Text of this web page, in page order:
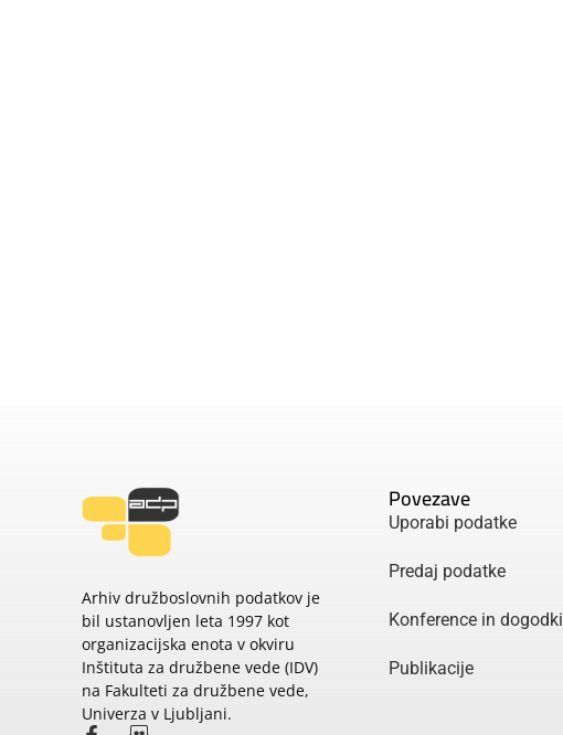
Arhiv družboslovnih podatkov je
bil ustanovljen leta 1997 kot
organizacijska enota v okviru
Inštituta za družbene vede (IDV)
na Fakulteti za družbene vede,
Univerza v Ljubljani.
Povezave
Uporabi podatke
Predaj podatke
Konference in dogodki
Publikacije